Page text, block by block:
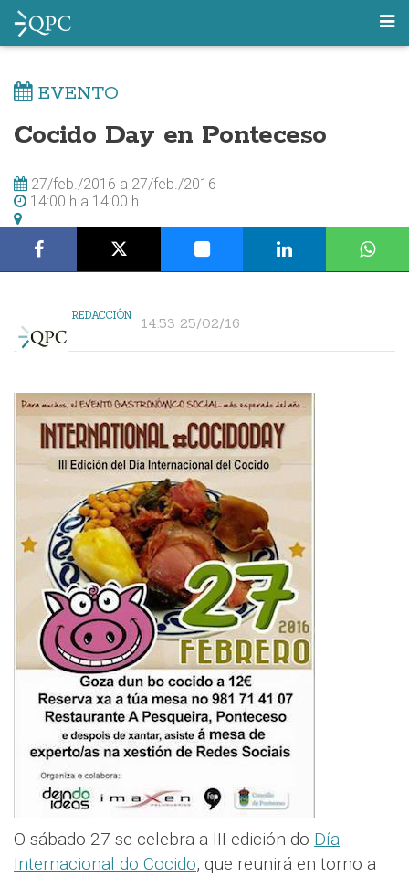
EVENTO
Cocido Day en Ponteceso
27/feb./2016 a 27/feb./2016
14:00 h a 14:00 h
REDACCIÓN 14:53 25/02/16
O sábado 27 se celebra a III edición do Día
Internacional do Cocido, que reunirá en torno a